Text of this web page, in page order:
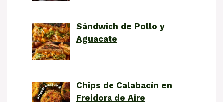
Sándwich de Pollo y
Aguacate
Chips de Calabacín en
Freidora de Aire